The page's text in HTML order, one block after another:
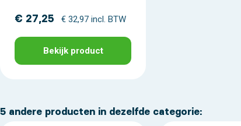
€ 27,25 € 32,97 incl. BTW
Bekijk product
5 andere producten in dezelfde categorie: